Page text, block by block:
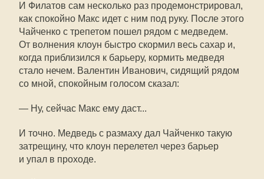
И Филатов сам несколько раз продемонстрировал,
как спокойно Макс идет с ним под руку. После этого
Чайченко с трепетом пошел рядом с медведем.
От волнения клоун быстро скормил весь сахар и,
когда приблизился к барьеру, кормить медведя
стало нечем. Валентин Иванович, сидящий рядом
со мной, спокойным голосом сказал:
— Ну, сейчас Макс ему даст...
И точно. Медведь с размаху дал Чайченко такую
затрещину, что клоун перелетел через барьер
и упал в проходе.